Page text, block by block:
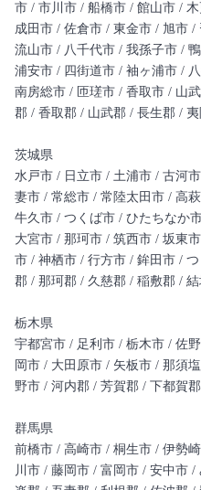
市 / 市川市 / 船橋市 / 館山市 /
成田市 / 佐倉市 / 東金市 / 旭市
流山市 / 八千代市 / 我孫子市 /
浦安市 / 四街道市 / 袖ヶ浦市 /
南房総市 / 匝瑳市 / 香取市 / 山
郡 / 香取郡 / 山武郡 / 長生郡 /
茨城県
水戸市 / 日立市 / 土浦市 / 古河
妻市 / 常総市 / 常陸太田市 / 高
牛久市 / つくば市 / ひたちなか
大宮市 / 那珂市 / 筑西市 / 坂東
市 / 神栖市 / 行方市 / 鉾田市 /
郡 / 那珂郡 / 久慈郡 / 稲敷郡 /
栃木県
宇都宮市 / 足利市 / 栃木市 / 佐
岡市 / 大田原市 / 矢板市 / 那須
野市 / 河内郡 / 芳賀郡 / 下都賀
群馬県
前橋市 / 高崎市 / 桐生市 / 伊勢
川市 / 藤岡市 / 富岡市 / 安中市